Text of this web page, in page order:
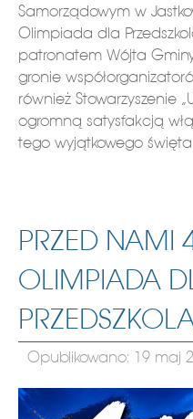
Samorządowym w
Olimpiada dla
patronatem Wójta
gronie
również Stowarzyszenie
ogromną satysfakcją
tego wyjątkowego
PRZED NAMI
OLIMPIADA
Opublikowano: 19 maj